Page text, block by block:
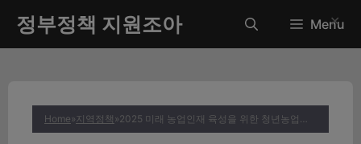
츠
정부정책 지원조아 Menu
Home»지역정책 » 2025 미래 농업인재 육성을 위한 청년농업인 학교 교육생 모집 (신청방법 및 자격조건 총정리)
✕